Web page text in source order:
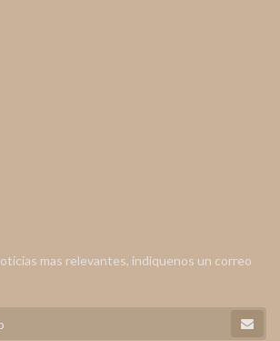
mas relevantes, indiquenos un correo